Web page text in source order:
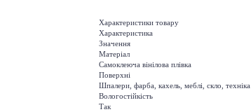
Характеристики товару
Характеристика
Значення
Матеріал
Самоклеюча вінілова плівка
Поверхні
Шпалери, фарба, кахель, меблі, скло, техніка
Вологостійкість
Так